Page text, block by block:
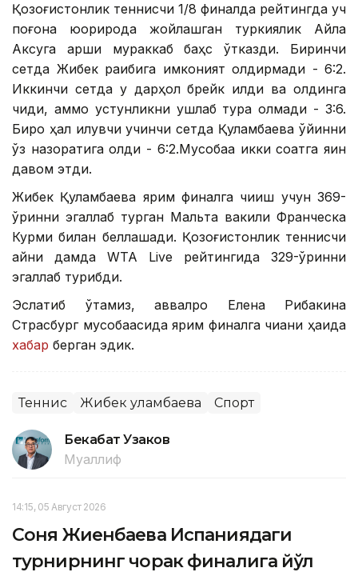
Қозоғистонлик теннисчи 1/8 финалда рейтингда уч
поғона юқорироқда жойлашган туркиялик Айла
Аксуга қарши мураккаб баҳс ўтказди. Биринчи
сетда Жибек рақибига имконият қолдирмади - 6:2.
Иккинчи сетда у дарҳол брейк қилди ва олдинга
чиқди, аммо устунликни ушлаб тура олмади - 3:6.
Бироқ ҳал қилувчи учинчи сетда Қуламбаева ўйинни
ўз назоратига олди - 6:2.Мусобақа икки соатга яқин
давом этди.
Жибек Қуламбаева ярим финалга чиқиш учун 369-
ўринни эгаллаб турган Мальта вакили Франческа
Курми билан беллашади. Қозоғистонлик теннисчи
айни дамда WТА Livе рейтингида 329-ўринни
эгаллаб турибди.
Эслатиб ўтамиз, аввалроқ Елена Рибакина
Страсбург мусобақасида ярим финалга чиққани ҳақида
хабар берган эдик.
Теннис Жибек Қуламбаева Спорт
Бекабат Узаков
Муаллиф
14:15, 05 Август 2026
Соня Жиенбаева Испаниядаги
турнирнинг чорак финалига йўл